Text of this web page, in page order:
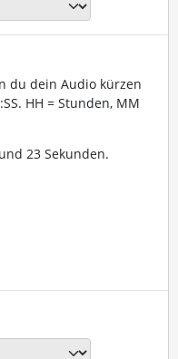
du dein Audio kürzen
HH = Stunden, MM
23 Sekunden.